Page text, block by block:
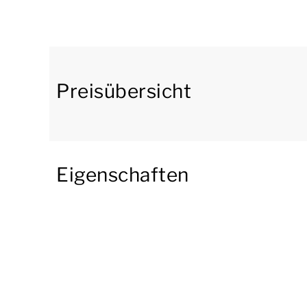
In der ersten Etage befinden sich 4
2 Einzel-Boxspringbetten mit einem
Preisübersicht
Eigenschaften